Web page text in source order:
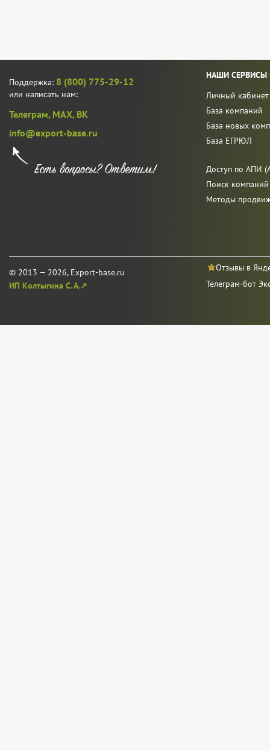
Поддержка: 8 (800) 775-29-12
или написать нам:
Телеграм, MAX, ВК
info@export-base.ru
© 2013 — 2026, Export-base.ru
ИП Колтыгина С. А.↗
НАШИ СЕРВИСЫ
Личный кабинет
База компаний
База новых
База ЕГРЮЛ
Доступ по АПИ
Поиск
Методы
Отзывы в
Телеграм-бот